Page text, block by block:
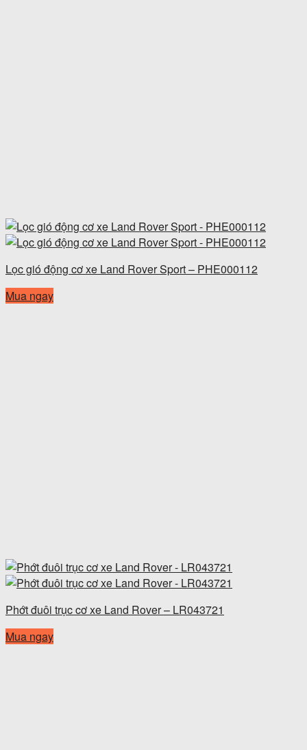
Lọc gió động cơ xe Land Rover Sport – PHE000112
Mua ngay
Phớt đuôi trục cơ xe Land Rover – LR043721
Mua ngay